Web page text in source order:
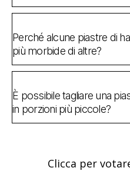
Perché alcune piastre di
più morbide di altre?
È possibile tagliare una
in porzioni più piccole?
Clicca per